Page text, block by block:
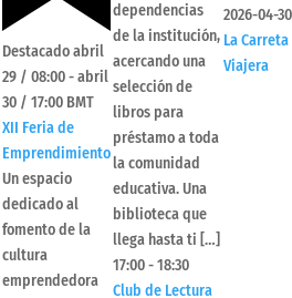
Destacadoabril
29 / 08:00-abril
30 / 17:00 BMT
XII Feria de
Emprendimiento
Un espacio
dedicado al
fomento de la
cultura
emprendedora
dependencias
de la institución,
acercando una
selección de
libros para
préstamo a toda
la comunidad
educativa. Una
biblioteca que
llega hasta ti […]
17:00-18:30
Club de Lectura
2026-04-30
La Carreta
Viajera